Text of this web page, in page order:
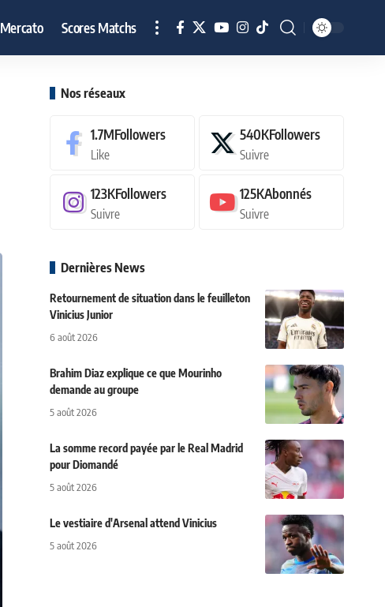
Mercato Scores Matchs
Nos réseaux
1.7MFollowers
Like
540KFollowers
Suivre
123KFollowers
Suivre
125KAbonnés
Suivre
Dernières News
Retournement de situation dans le feuilleton
Vinicius Junior
6 août 2026
Brahim Diaz explique ce que Mourinho
demande au groupe
5 août 2026
La somme record payée par le Real Madrid
pour Diomandé
5 août 2026
Le vestiaire d'Arsenal attend Vinicius
5 août 2026